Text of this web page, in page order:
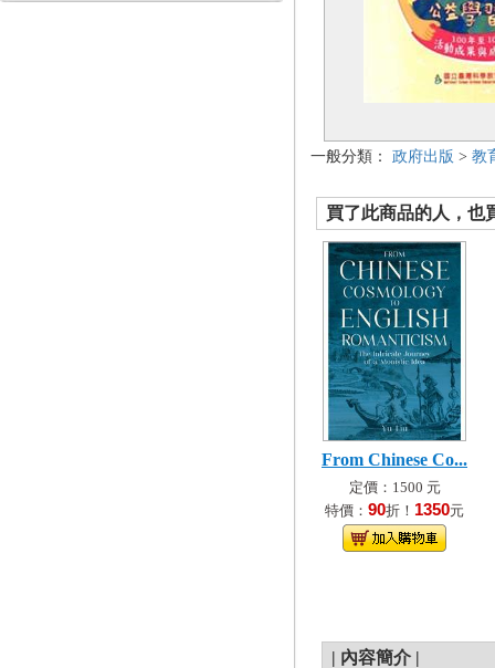
一般分類： 政府出版 > 教
買了此商品的人，也
From Chinese Co...
定價：1500 元
特價： 90折！ 1350元
| 內容簡介 |